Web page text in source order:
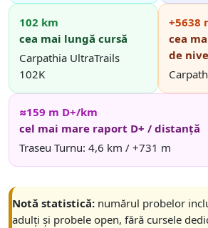
102 km
cea mai lungă cursă
Carpathia UltraTrails
102K
+5638
cea
de
≈159 m D+/km
cel mai mare raport D+ / distanță
Traseu Turnu: 4,6 km / +731 m
Notă statistică:numărul probelor
adulți și probele open, fără cursele